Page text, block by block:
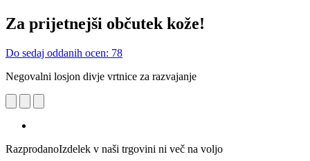
Za prijetnejši občutek kože!
Do sedaj oddanih ocen: 78
Negovalni losjon divje vrtnice za razvajanje
RazprodanoIzdelek v naši trgovini ni več na voljo